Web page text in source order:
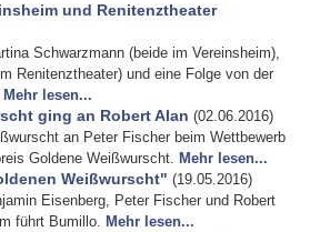
und Renitenztheater
Schwarzmann (beide im Vereinsheim),
Renitenztheater) und eine Folge von der
Mehr lesen...
ging an Robert Alan (02.06.2016)
an Peter Fischer beim Wettbewerb
Goldene Weißwurscht. Mehr lesen...
Weißwurscht" (19.05.2016)
Eisenberg, Peter Fischer und Robert
führt Bumillo. Mehr lesen...